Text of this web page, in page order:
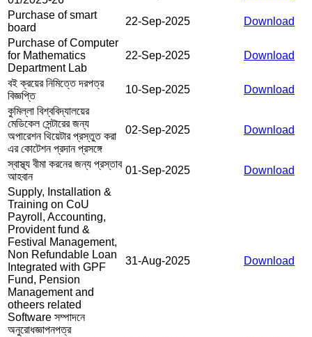
Purchase of smart
board
22-Sep-2025
Download
Purchase of Computer
for Mathematics
Department Lab
22-Sep-2025 Download
বই ক্রয়ের নিমিত্তে দরপত্র
বিজ্ঞপ্তি
10-Sep-2025
Download
কুমিল্লা বিশ্ববিদ্যালয়ের
মেডিকেল সেন্টারের জন্য
অপারেশন থিয়েটার প্রস্তুত করা
এর কোটেশন প্রদান প্রসঙ্গে
02-Sep-2025 Download
স্বাস্থ্য বীমা করনের জন্য প্রস্তাব
আহবান
01-Sep-2025
Download
Supply, Installation &
Training on CoU
Payroll, Accounting,
Provident fund &
Festival Management,
Non Refundable Loan
Integrated with GPF
Fund, Pension
Management and
otheers related
Software সম্পাদনে
অনুরোধজ্ঞাপনপত্র
31-Aug-2025 Download